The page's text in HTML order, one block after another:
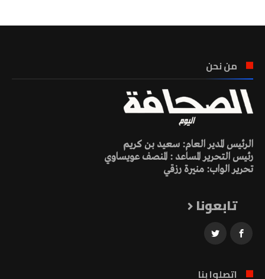
من نحن
الرئيس المدير العام: سعيد بن كريم
رئيس التحرير المساعد : المنصف عويساوي
تحرير الواب: منيرة رزقي
تابعونا
اتصلوا بنا